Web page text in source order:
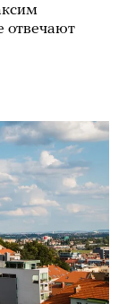
отвечают